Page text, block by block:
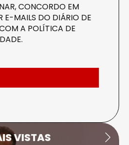
CONCORDO EM
E-MAILS DO DIÁRIO DE
A POLÍTICA DE
.
VISTAS